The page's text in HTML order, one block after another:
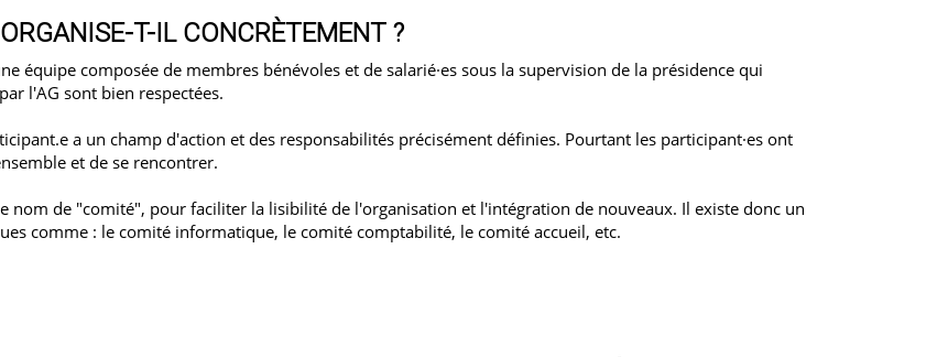
T-IL CONCRÈTEMENT ?
équipe composée de membres bénévoles et de salarié·es sous la supervision de la présidence qui
l'AG sont bien respectées.
a un champ d'action et des responsabilités précisément définies. Pourtant les participant·es ont
et de se rencontrer.
nom de "comité", pour faciliter la lisibilité de l'organisation et l'intégration de nouveaux. Il existe donc un
comme : le comité informatique, le comité comptabilité, le comité accueil, etc.